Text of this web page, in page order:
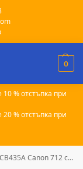
0
% отстъпка при
% отстъпка при
Canon 712 съвместим 1.5k